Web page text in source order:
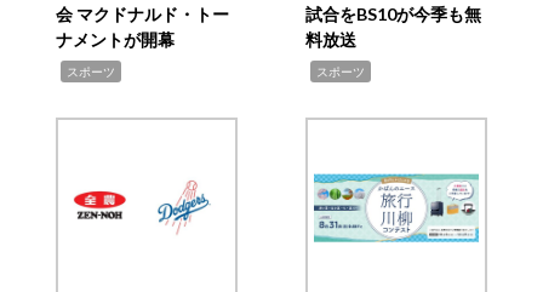
会 マクドナルド・トー
ナメントが開幕
スポーツ
試合をBS10が今季も無
料放送
スポーツ